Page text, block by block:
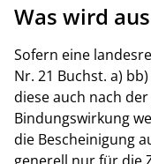
Was wird
Sofern eine
Nr. 21 Buchst. a)
diese auch nach
Bindungswirkung
die Bescheinigung